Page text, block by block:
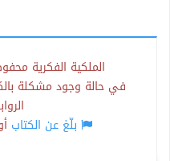
الملكية الفكرية
في حالة وجود مشكلة
بلّغ عن الكتاب